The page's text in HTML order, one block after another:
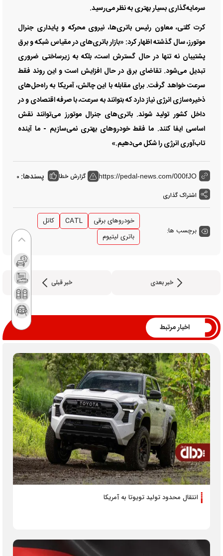
سرمایه‌گذاری بسیار بهتری به نظر می‌رسید.
کرت کلتی، معاون رئیس باتری‌ها، نیروی محرکه و پایداری جنرال
موتورز، سال گذشته اظهار کرد: «بازار باتری‌های در مقیاس شبکه و برق
پشتیبان نه تنها در حال گسترش است، بلکه به زیرساختی ضروری
تبدیل می‌شود. تقاضای برق در حال افزایش است و این روند فقط
سرعت خواهد گرفت. برای مقابله با این چالش، آمریکا به راه‌حل‌های
ذخیره‌سازی انرژی نیاز دارد که بتوانند به سرعت، با صرفه اقتصادی و در
داخل کشور تولید شوند. باتری‌های جنرال موتورز می‌توانند نقش
اساسی ایفا کنند. ما فقط خودروهای بهتری نمی‌سازیم - ما آینده
تاب‌آوری انرژی را شکل می‌دهیم.»
https://pedal-news.com/000fJO گزارش خطا پسندها: 0
اشتراک گذاری
برچسب ها:
خودروهای برقی CATL
کاتل
باتری لیتیوم
خبر بعدی خبر قبلی
اخبار مرتبط
انتقال محدود تولید تویوتا به آمریکا